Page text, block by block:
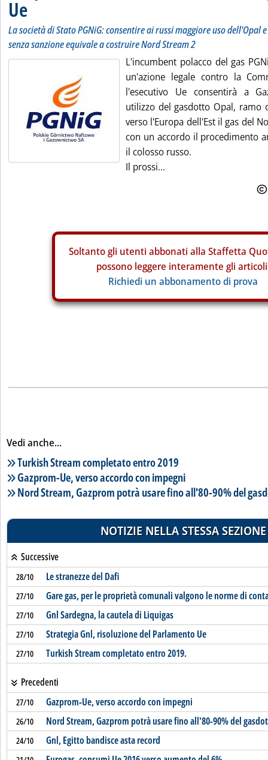
Ue
La società di Stato PGNiG: consentire ai russi maggiore uso dell'Opal
senza sanzione equivale a costruire Nord Stream 2
L'incumbent polacco del gas
un'azione legale contro la
l'esecutivo Ue consentirà a
utilizzo del gasdotto Opal, ramo
verso l'Europa dell'Est il gas del
con un accordo il procedimento
il colosso russo.
Il prossi...
Soltanto gli utenti abbonati alla Staffetta
possono leggere interamente gli
Richiedi un abbonamento di prova
Vedi anche...
Lista notizie correlate
Turkish Stream completato entro 2019
Gazprom-Ue, verso accordo con impegni
Nord Stream, Gazprom potrà usare fino all'80-90% del
NOTIZIE NELLA STESSA SEZIONE
Successive
28/10 Le stranezze del Dafi
27/10 Gare gas, per le proprietà comunali valgono le norme di
27/10 Gnl Sardegna, la cautela di Liquigas
27/10 Strategia Gnl, risoluzione del Parlamento Ue
27/10 Turkish Stream completato entro 2019.
Precedenti
27/10 Gazprom-Ue, verso accordo con impegni
26/10 Nord Stream, Gazprom potrà usare fino all'80-90% del
24/10 Gnl, Egitto bandisce asta record